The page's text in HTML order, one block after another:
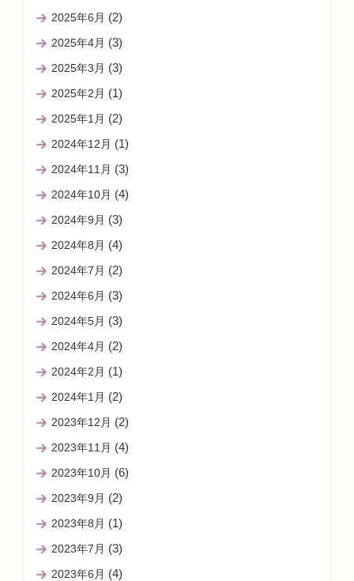
2025年6月 (2)
2025年4月 (3)
2025年3月 (3)
2025年2月 (1)
2025年1月 (2)
2024年12月 (1)
2024年11月 (3)
2024年10月 (4)
2024年9月 (3)
2024年8月 (4)
2024年7月 (2)
2024年6月 (3)
2024年5月 (3)
2024年4月 (2)
2024年2月 (1)
2024年1月 (2)
2023年12月 (2)
2023年11月 (4)
2023年10月 (6)
2023年9月 (2)
2023年8月 (1)
2023年7月 (3)
2023年6月 (4)